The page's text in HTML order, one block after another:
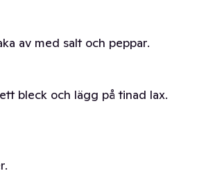
av med salt och peppar.
bleck och lägg på tinad lax.